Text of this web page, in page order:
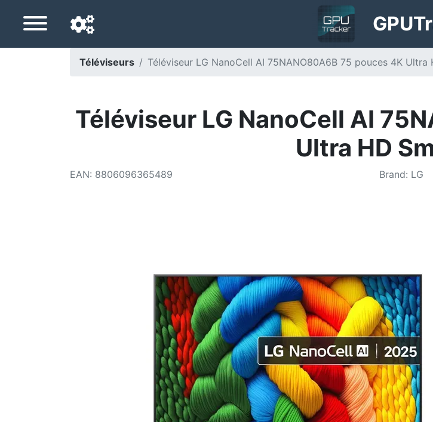
GPU
Pays de livraison
Téléviseurs Téléviseur LG NanoCell AI 75NANO80A6B 75 pouces 4K Ultra
Téléviseur LG NanoCell AI
Ultra HD
EAN: 8806096365489 Brand: LG